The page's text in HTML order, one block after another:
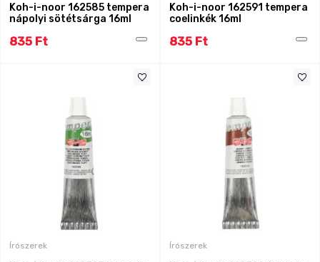
Koh-i-noor 162585 tempera
nápolyi sötétsárga 16ml
835 Ft
Koh-i-noor 162591 tempera
coelinkék 16ml
835 Ft
Írószerek Írószerek